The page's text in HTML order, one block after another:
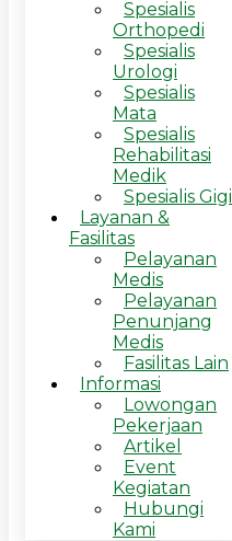
Spesialis
Orthopedi
Spesialis
Urologi
Spesialis
Mata
Spesialis
Rehabilitasi
Medik
Spesialis Gigi
Layanan &
Fasilitas
Pelayanan
Medis
Pelayanan
Penunjang
Medis
Fasilitas Lain
Informasi
Lowongan
Pekerjaan
Artikel
Event
Kegiatan
Hubungi
Kami